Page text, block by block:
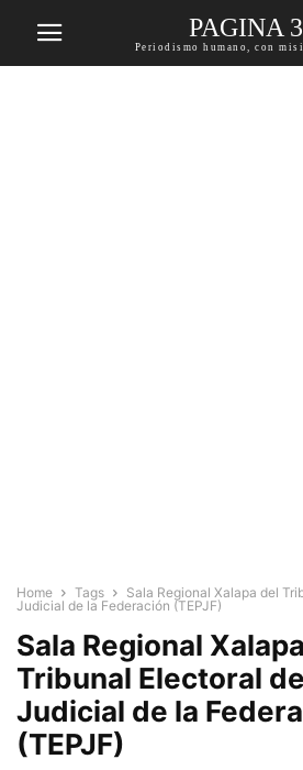
PAGINA 3
Periodismo humano, con
Home Tags
Sala Regional Xalapa del
Judicial de la Federación (TEPJF)
Sala Regional
Tribunal Electoral
Judicial de la
(TEPJF)